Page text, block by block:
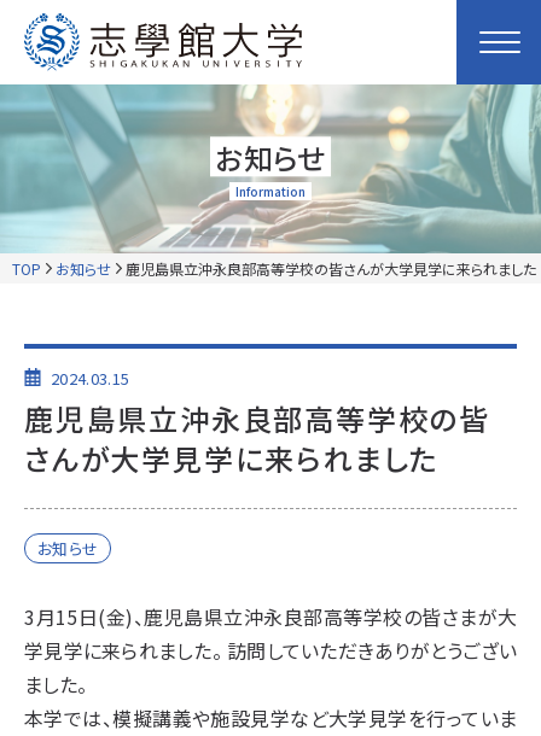
お知らせ
Information
TOP お知らせ 鹿児島県立沖永良部高等学校の皆さんが大学見学に来られました
2024.03.15
鹿児島県立沖永良部高等学校の皆
さんが大学見学に来られました
お知らせ
3月15日(金)、鹿児島県立沖永良部高等学校の皆さまが大
学見学に来られました。 訪問していただきありがとうござい
ました。
本学では、模擬講義や施設見学など大学見学を行っていま